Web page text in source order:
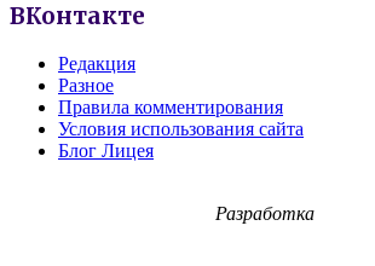
ВКонтакте
Редакция
Разное
Правила комментирования
Условия использования сайта
Блог Лицея
Разработка